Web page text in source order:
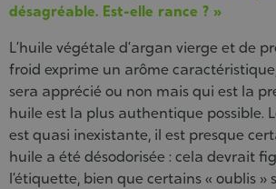
désagréable. Est-elle rance ? »
L’huile végétale d’argan vierge et de
froid exprime un arôme
sera apprécié ou non mais qui est la
huile est la plus authentique possible.
est quasi inexistante, il est presque
huile a été désodorisée : cela devrait
l’étiquette, bien que certains « oublis »